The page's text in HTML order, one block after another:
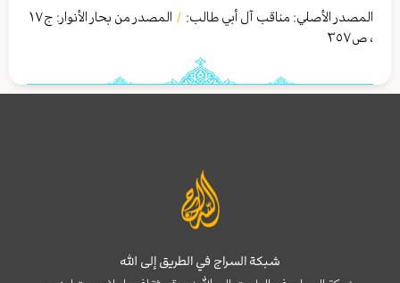
المصدر الأصلي: مناقب آل أبي طالب: / المصدر من بحار الأنوار: ج١٧
، ص٣٥٧
شبكة السراج في الطريق إلى الله